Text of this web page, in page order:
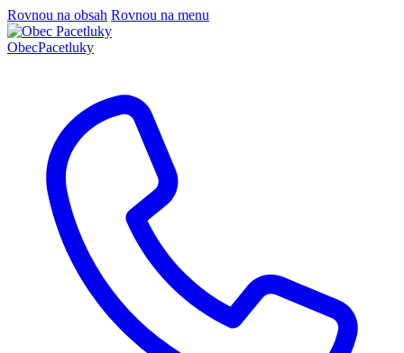
Rovnou na obsah Rovnou na menu
ObecPacetluky